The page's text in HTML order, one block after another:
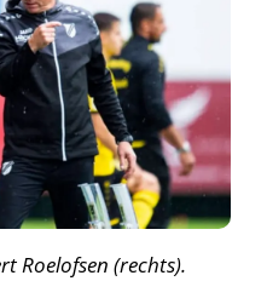
Roelofsen (rechts).